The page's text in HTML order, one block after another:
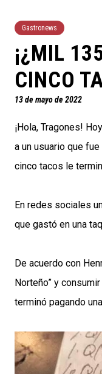
Gastronews
¡¿MIL
CINCO
13 de mayo de 2022
¡Hola, Tragones!
a un usuario que
cinco tacos le
En redes sociales
que gastó en una
De acuerdo con
Norteño” y
terminó pagando